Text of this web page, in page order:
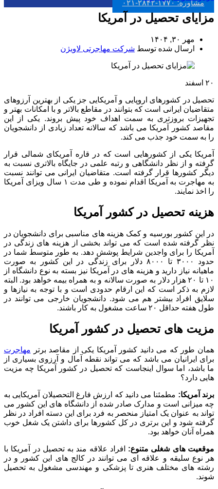
مشاوره: ۱۷۷۰-۲۸۴۲-۰۲۱
مزایای تحصیل در آمریکا
مهر ۳۰, ۱۴۰۴
ارسال شده توسط شرکت مهاجرتی لاویژن
۲۰ اسفند
تحصیل در کشورهای اروپایی و آمریکایی جز یکی از بهترین آرزوهای
متقاضیان ایرانی است که بتوانند در مقاطع بالاتر و با امکانات بهتر و
تجهیزات بروزتری به سمت اهداف خود پیش بروند. یکی از این
مقاصد کشور آمریکا می باشد که سالانه تعداد زیادی از دانشجویان
را به سمت خود جذب می کند.
آمریکا یکی از کشورهایی است که در قاره آمریکای شمالی قرار
گرفته و از نظر دانشگاهی و رتبه علمی در جایگاه بالاتری نسبت به
دیگر کشورها قرار گرفته است. متقاضیان ایرانی می توانند نسبت
به مهاجرت به آمریکا اقدام نموده و طی مدت ۱ سال ویزای آمریکا
را اخذ نمایند.
هزینه تحصیل در کشور آمریکا
در این کشور بورسیه و کمک هزینه های مناسبی برای دانشجویان در
نظر گرفته شده است که می تواند بخشی از هزینه های زندگی در
آمریکا را برای واجدین شرایط پوشش دهد. به طور متوسط شما در
حدود ۳۰۰۰ تا ۸۰۰۰ دلار برای زندگی در این کشور به صورت
ماهیانه نیاز دارید و هزینه های در آمریکا نیز بسته به نوع دانشگاه از
۱۰ تا ۲۰ هزار دلار به صورت سالانه و به همراه بیمه خواهد بود. البته
لازم به ذکر است که این ارقام حدودی است و با توجه به نیازها و
سلایق افراد بیشتر هم می شود. دانشجویان خارجی می توانند در
طول هفته حداقل ۲۰ ساعت مشغول به کار باشند.
مزیت های تحصیل در کشور آمریکا
همان طور که می دانید کشور آمریکا یکی از مقاصد برتر مهاجرت
برای ایرانیان می باشد که می تواند نقطه آمال و آرزوی بسیاری از
ما باشد، اما سوال اینجاست که تحصیل در کشور آمریکا چه مزیت
هایی دارد؟
برند آمریکا: مطمئنا می دانید که ارزش فارغ التحصیلان آمریکایی به
چه میزانی است و مدارک صادر شده از دانشگاه های این کشور می
تواند به عنوان یک امتیاز منحصر به فرد برای این دسته افراد در نظر
گرفته شود و این برتری در کل کشورها برای داشتن یک شغل خوب
همراه آنان خواهد بود.
موقعیت های شغلی متنوع: افراد علاقه مند به تحصیل در آمریکا با
هر نوع سلیقه و علاقه ای می توانند در کالج های این کشور و در
رشته های مختلف هنری تا پزشکی و مهندسی مشغول به تحصیل
شوند.